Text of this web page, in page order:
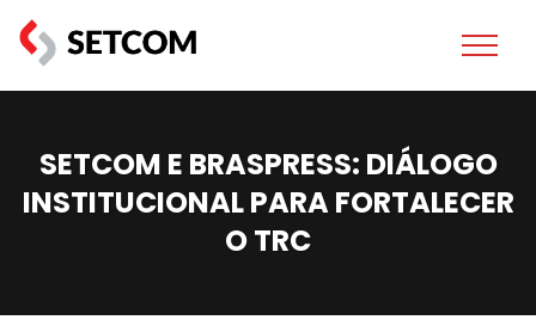
SETCOM E BRASPRESS: DIÁLOGO
INSTITUCIONAL PARA FORTALECER
O TRC